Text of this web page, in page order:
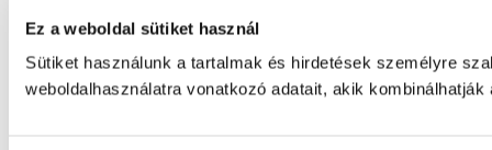
Ez a weboldal sütiket használ
Sütiket használunk a tartalmak és hirdetések személyre
weboldalhasználatra vonatkozó adatait, akik